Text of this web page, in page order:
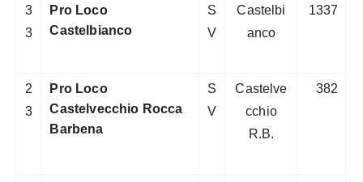
3
3
Pro Loco
Castelbianco
S
V
Castelbi
anco
1337
2
3
Pro Loco
Castelvecchio Rocca
Barbena
S
V
Castelve
cchio
R.B.
382